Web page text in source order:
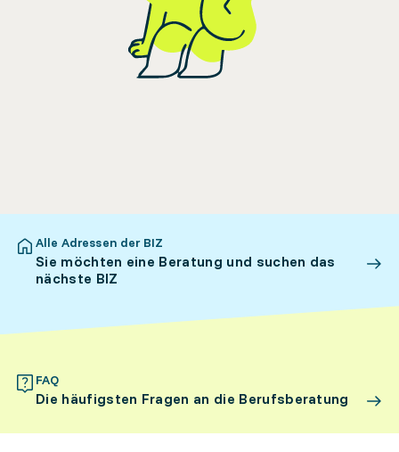
Alle Adressen der BIZ
Sie möchten eine Beratung und suchen das
nächste BIZ
FAQ
Die häufigsten Fragen an die Berufsberatung